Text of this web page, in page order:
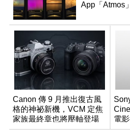
App「Atmos
Canon 傳 9 月推出復古風
格的神祕新機，VCM 定焦
家族最終章也將壓軸登場
電